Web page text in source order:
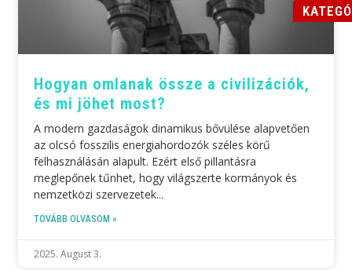
Hogyan omlanak össze a civilizációk,
és mi jöhet most?
A modern gazdaságok dinamikus bővülése alapvetően
az olcsó fosszilis energiahordozók széles körű
felhasználásán alapult. Ezért első pillantásra
meglepőnek tűnhet, hogy világszerte kormányok és
nemzetközi szervezetek
TOVÁBB OLVASOM »
2025. August 3.